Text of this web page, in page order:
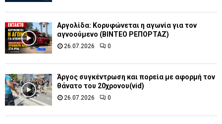
Αργολίδα: Κορυφώνεται η αγωνία για τον
αγνοούμενο (ΒΙΝΤΕΟ ΡΕΠΟΡΤΑΖ)
26.07.2026 0
Άργος συγκέντρωση και πορεία με αφορμή τον
θάνατο του 20χρονου(vid)
26.07.2026 0